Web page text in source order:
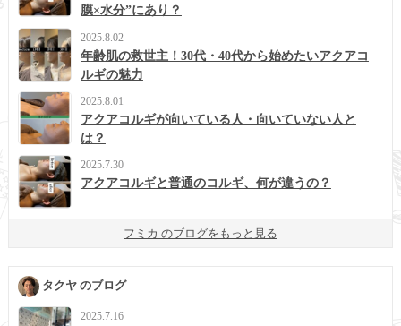
膜×水分”にあり？
2025.8.02
年齢肌の救世主！30代・40代から始めたいアクアコ
ルギの魅力
2025.8.01
アクアコルギが向いている人・向いていない人と
は？
2025.7.30
アクアコルギと普通のコルギ、何が違うの？
フミカ のブログをもっと見る
タクヤ のブログ
2025.7.16